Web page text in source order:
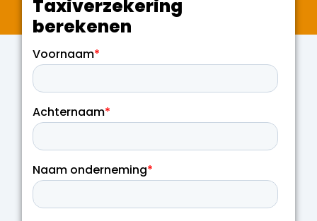
Taxiverzekering
berekenen